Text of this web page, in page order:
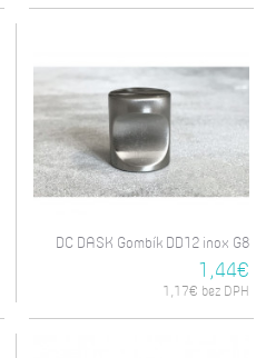
DC DASK Gombík DD12 inox G8
1,44€
1,17€ bez DPH